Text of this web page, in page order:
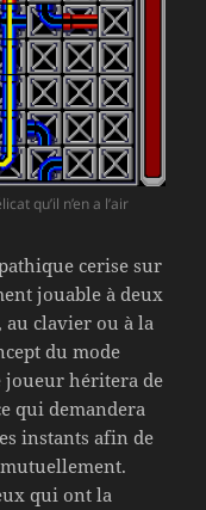
qu’il n’en a l’air
cerise sur
jouable à deux
clavier ou à la
du mode
joueur héritera de
qui demandera
instants afin de
qui ont la